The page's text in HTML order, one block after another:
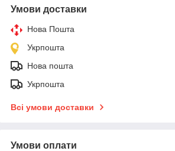
Умови доставки
Нова Пошта
Укрпошта
Нова пошта
Укрпошта
Всі умови доставки
Умови оплати